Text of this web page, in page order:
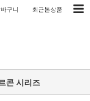
구니 최근본상품
콘 시리즈